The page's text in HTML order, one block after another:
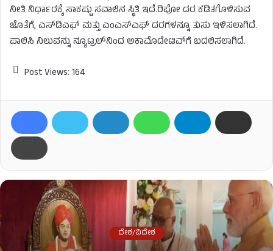
ನೀತಿ ನಿರ್ಧಾರಕ್ಕೆ ಸಾಕಷ್ಟು ಸವಾಲಿನ ಸ್ಥಿತಿ ಇದೆ.ರಿಪೋ ದರ ಕಡಿತಗೊಳಿಸುವ
ಜೊತೆಗೆ, ಎಸ್​​ಡಿಎಫ್ ಮತ್ತು ಎಂಎಸ್​​ಎಫ್ ದರಗಳನ್ನೂ ತುಸು ಇಳಿಸಲಾಗಿದೆ.
ಪಾಲಿಸಿ ನಿಲುವನ್ನು ನ್ಯೂಟ್ರಲ್​​ನಿಂದ ಅಕಾಮೊಡೇಟಿವ್​​ಗೆ ಬದಲಿಸಲಾಗಿದೆ.
Post Views: 164
ದೇಶ/ವಿದೇಶ